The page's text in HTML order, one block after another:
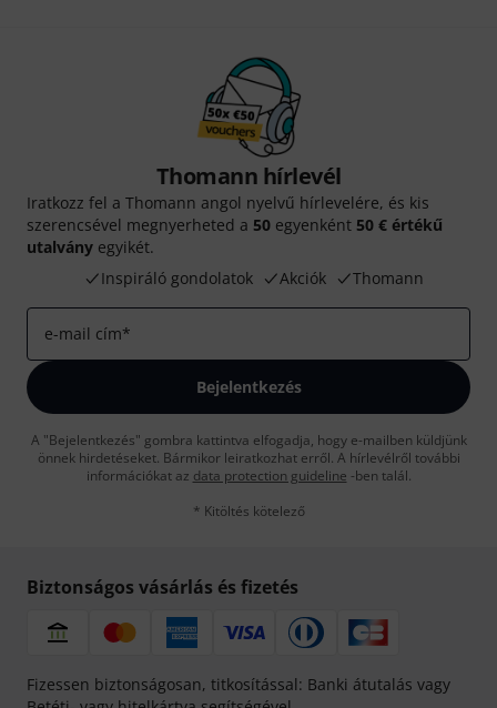
Thomann hírlevél
Iratkozz fel a Thomann angol nyelvű hírlevelére, és kis
szerencsével megnyerheted a 50 egyenként 50 € értékű
utalvány egyikét.
Inspiráló gondolatok
Akciók Thomann
e-mail cím*
Bejelentkezés
A "Bejelentkezés" gombra kattintva elfogadja, hogy e-mailben küldjünk
önnek hirdetéseket. Bármikor leiratkozhat erről. A hírlevélről további
információkat az data protection guideline -ben talál.
* Kitöltés kötelező
Biztonságos vásárlás és fizetés
Fizessen biztonságosan, titkosítással: Banki átutalás vagy